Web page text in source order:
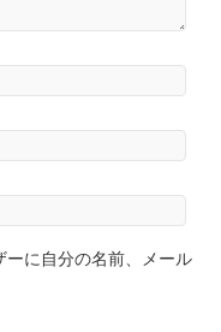
ーに自分の名前、メール